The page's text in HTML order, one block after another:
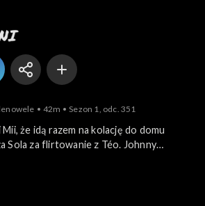
42m Sezon 1, odc. 351
że idą razem na kolację do domu
Sola za flirtowanie z Téo. Johnny
na nagranie ich pierwszego albumu.